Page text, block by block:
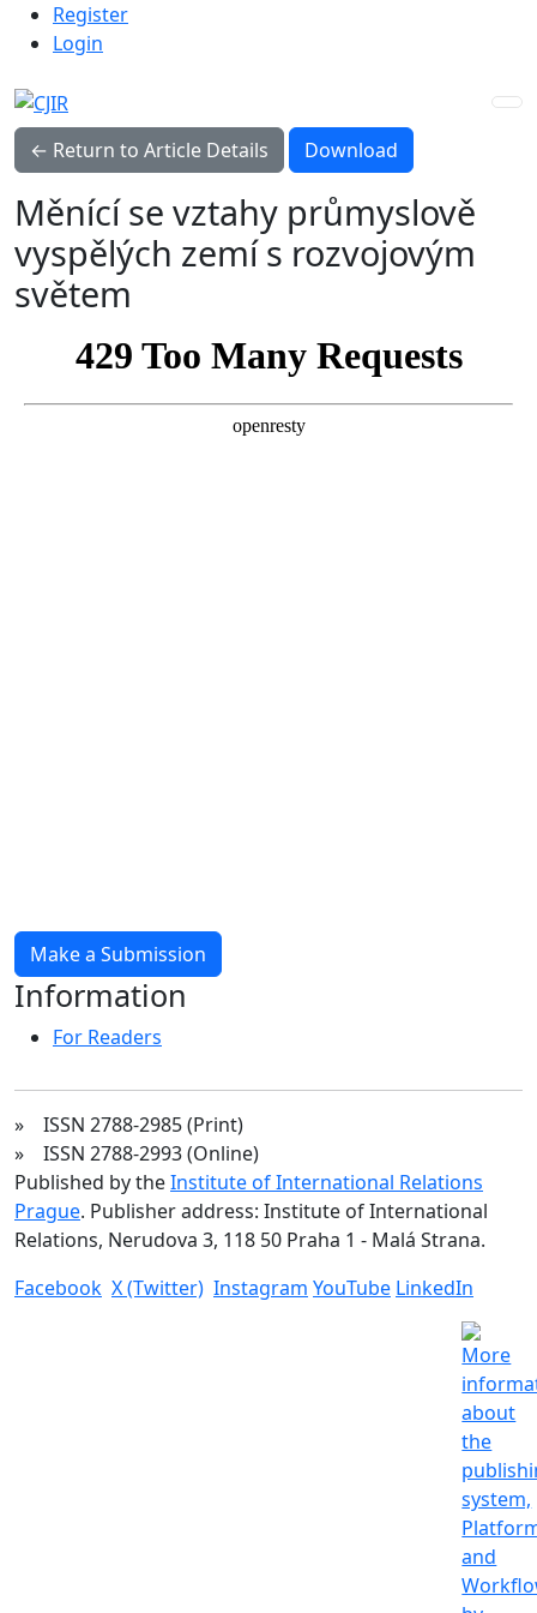
Skip to main navigation menu
Skip to main content
Skip to site footer
Admin menu
Register
Login
← Return to Article Details Download
Měnící se vztahy průmyslově
vyspělých zemí s rozvojovým
světem
Make a Submission
Information
For Readers
» ISSN 2788-2985 (Print)
» ISSN 2788-2993 (Online)
Published by theInstitute of International Relations
Prague. Publisher address: Institute of International
Relations, Nerudova 3, 118 50 Praha 1 - Malá Strana.
Facebook X (Twitter) Instagram YouTube LinkedIn